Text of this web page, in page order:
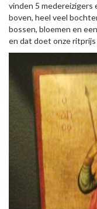
vinden 5 medereizigers
boven, heel veel
bossen, bloemen en
en dat doet onze ritprijs